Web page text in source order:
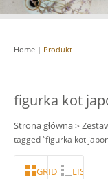
Home | Produkt
figurka kot
Strona główna>
tagged “figurka kot
GRID LISTA